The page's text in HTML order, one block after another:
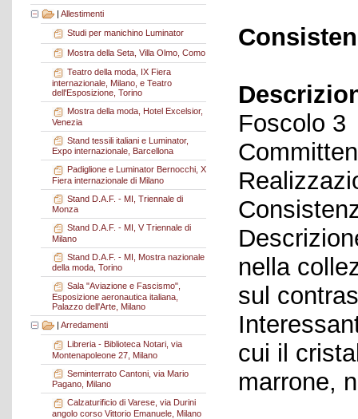
| Allestimenti
Studi per manichino Luminator
Mostra della Seta, Villa Olmo, Como
Teatro della moda, IX Fiera
internazionale, Milano, e Teatro
dell'Esposizione, Torino
Mostra della moda, Hotel Excelsior,
Venezia
Stand tessili italiani e Luminator,
Expo internazionale, Barcellona
Padiglione e Luminator Bernocchi, X
Fiera internazionale di Milano
Stand D.A.F. - MI, Triennale di
Monza
Stand D.A.F. - MI, V Triennale di
Milano
Stand D.A.F. - MI, Mostra nazionale
della moda, Torino
Sala "Aviazione e Fascismo",
Esposizione aeronautica italiana,
Palazzo dell'Arte, Milano
| Arredamenti
Libreria - Biblioteca Notari, via
Montenapoleone 27, Milano
Seminterrato Cantoni, via Mario
Pagano, Milano
Calzaturificio di Varese, via Durini
angolo corso Vittorio Emanuele, Milano
Foscolo 3
nella
sul
cui il
marrone,